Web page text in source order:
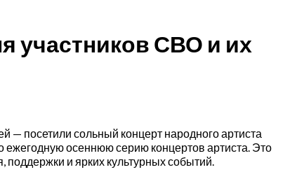
участников СВО и их
— посетили сольный концерт народного артиста
осеннюю серию концертов артиста. Это
поддержки и ярких культурных событий.